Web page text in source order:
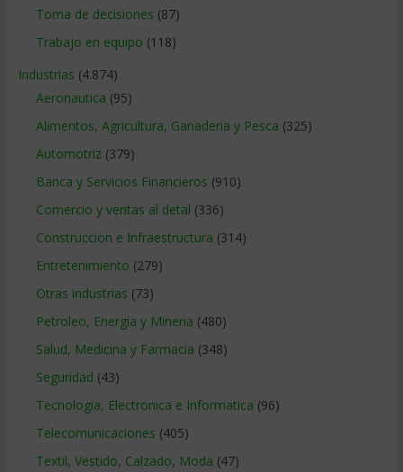
Toma de decisiones (87)
Trabajo en equipo (118)
Industrias (4.874)
Aeronautica (95)
Alimentos, Agricultura, Ganaderia y Pesca (325)
Automotriz(379)
Banca y Servicios Financieros (910)
Comercio y ventas al detal (336)
Construccion e Infraestructura (314)
Entretenimiento (279)
Otras industrias (73)
Petroleo, Energia y Mineria (480)
Salud, Medicina y Farmacia (348)
Seguridad (43)
Tecnologia, Electronica e Informatica (96)
Telecomunicaciones (405)
Textil, Vestido, Calzado, Moda (47)